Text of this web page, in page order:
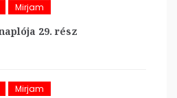
Mirjam
29. rész
Mirjam